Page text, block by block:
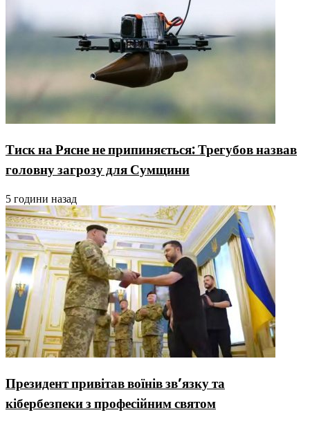
Тиск на Рясне не припиняється: Трегубов назвав
головну загрозу для Сумщини
5 години назад
Президент привітав воїнів зв’язку та
кібербезпеки з професійним святом